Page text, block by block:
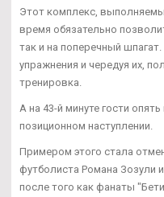
Этот комплекс,
время обязательно
так и на поперечный
упражнения и чередуя их,
тренировка.
А на 43-й минуте гости
позиционном наступлении.
Примером этого стала
футболиста Романа Зозули
после того как фанаты